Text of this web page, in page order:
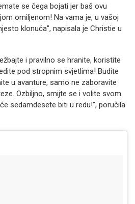
se čega bojati jer baš ovu
omiljenom! Na vama je, u vašoj
klonuća", napisala je Christie u
i pravilno se hranite, koristite
pod stropnim svjetlima! Budite
u avanture, samo ne zaboravite
Ozbiljno, smijte se i volite svom
sedamdesete biti u redu!", poručila